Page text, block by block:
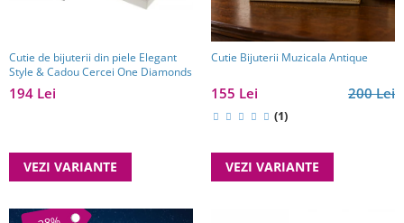
Cutie de bijuterii din piele Elegant
Style & Cadou Cercei One Diamonds
194 Lei
VEZI VARIANTE
Cutie Bijuterii Muzicala Antique
200 Lei
155 Lei
(1)
VEZI VARIANTE